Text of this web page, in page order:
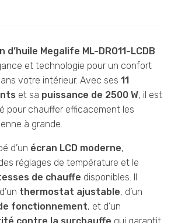
Megalife ML-DRO11-LCDB
et technologie pour un confort
votre intérieur. Avec ses 11
et sa puissance de 2500 W, il est
pour chauffer efficacement les
à grande.
d’un écran LCD moderne,
réglages de température et le
de chauffe disponibles. Il
thermostat ajustable, d’un
fonctionnement, et d’un